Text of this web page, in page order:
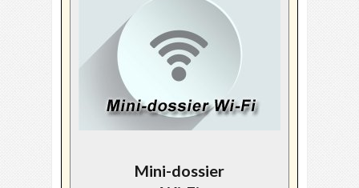
Mini-dossier